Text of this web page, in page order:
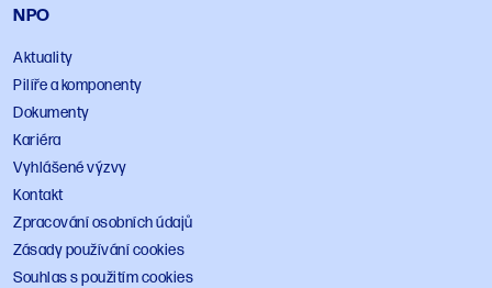
NPO
Aktuality
Pilíře a komponenty
Dokumenty
Kariéra
Vyhlášené výzvy
Kontakt
Zpracování osobních údajů
Zásady používání cookies
Souhlas s použitím cookies